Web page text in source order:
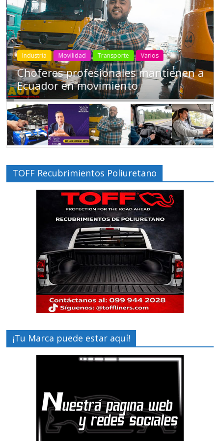
Industria Movilidad Transporte Varios
Choferes profesionales mantienen a
Ecuador en movimiento
TOFF Recubrimientos Poliuretano
¡Tu Marca puede estar aquí!